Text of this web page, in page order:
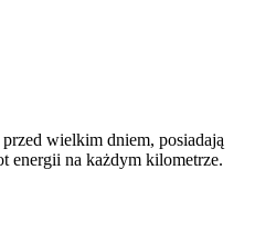
wielkim dniem, posiadają
energii na każdym kilometrze.